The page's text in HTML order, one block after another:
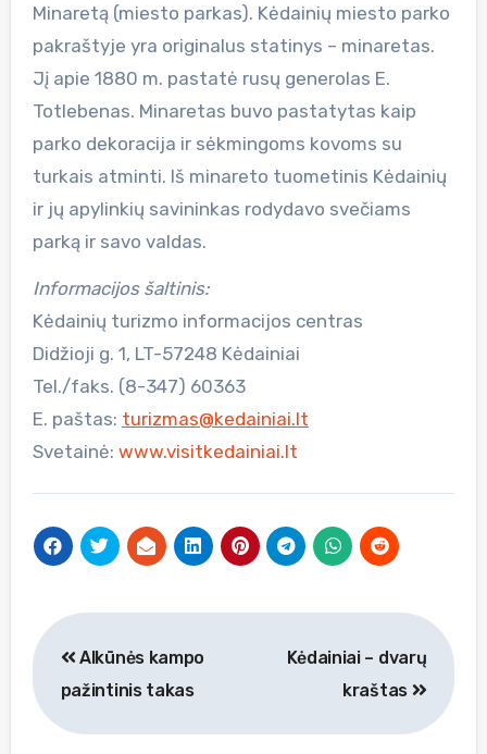
Minaretą (miesto parkas). Kėdainių miesto parko
pakraštyje yra originalus statinys – minaretas.
Jį apie 1880 m. pastatė rusų generolas E.
Totlebenas. Minaretas buvo pastatytas kaip
parko dekoracija ir sėkmingoms kovoms su
turkais atminti. Iš minareto tuometinis Kėdainių
ir jų apylinkių savininkas rodydavo svečiams
parką ir savo valdas.
Informacijos šaltinis:
Kėdainių turizmo informacijos centras
Didžioji g. 1, LT-57248 Kėdainiai
Tel./faks. (8-347) 60363
E. paštas: turizmas@kedainiai.lt
Svetainė: www.visitkedainiai.lt
Navigacija
tarp
įrašų
Alkūnės kampo
pažintinis takas
Kėdainiai – dvarų
kraštas